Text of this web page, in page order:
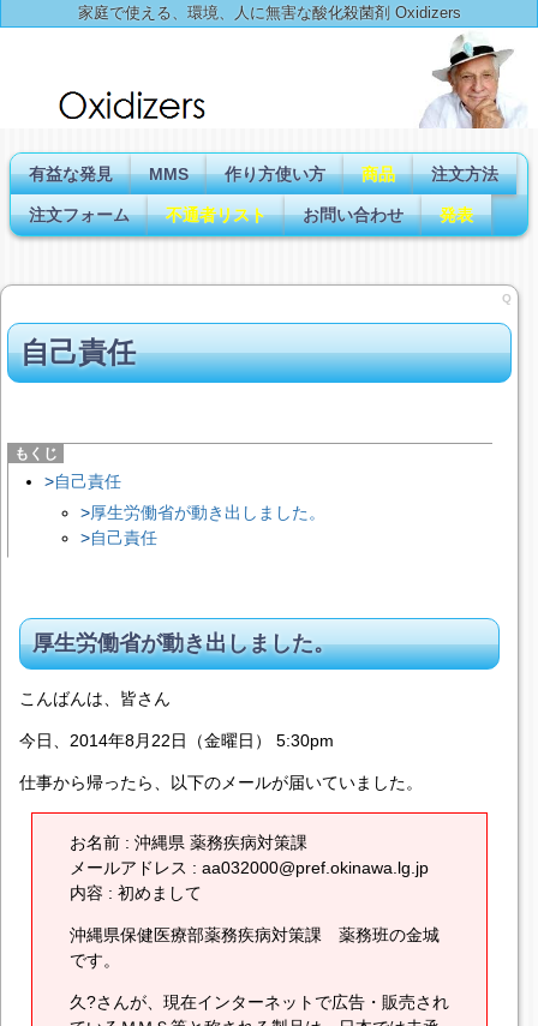
家庭で使える、環境、人に無害な酸化殺菌剤 Oxidizers
有益な発見 MMS 作り方使い方 商品 注文方法
注文フォーム 不通者リスト お問い合わせ 発表
Q
自己責任
自己責任
厚生労働省が動き出しました。
自己責任
厚生労働省が動き出しました。
こんばんは、皆さん
今日、2014年8月22日（金曜日） 5:30pm
仕事から帰ったら、以下のメールが届いていました。
お名前 : 沖縄県 薬務疾病対策課
メールアドレス : aa032000@pref.okinawa.lg.jp
内容 : 初めまして
沖縄県保健医療部薬務疾病対策課 薬務班の金城
です。
久?さんが、現在インターネットで広告・販売され